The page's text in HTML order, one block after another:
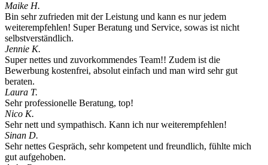
Maike H.
Bin sehr zufrieden mit der Leistung und kann es nur jedem
weiterempfehlen! Super Beratung und Service, sowas ist nicht
selbstverständlich.
Jennie K.
Super nettes und zuvorkommendes Team!! Zudem ist die
Bewerbung kostenfrei, absolut einfach und man wird sehr gut
beraten.
Laura T.
Sehr professionelle Beratung, top!
Nico K.
Sehr nett und sympathisch. Kann ich nur weiterempfehlen!
Sinan D.
Sehr nettes Gespräch, sehr kompetent und freundlich, fühlte mich
gut aufgehoben.